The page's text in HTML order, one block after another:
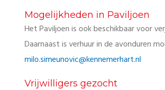
Mogelijkheden in Paviljoen
Het Paviljoen is ook beschikbaar voor
Daarnaast is verhuur in de avonduren
milo.simeunovic@kennemerhart.nl
Vrijwilligers gezocht